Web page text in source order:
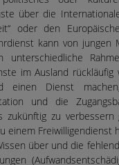
über die
oder den
kann von
unterschiedliche
im Ausland
einen Dienst
und die
zukünftig zu
einem
über und die